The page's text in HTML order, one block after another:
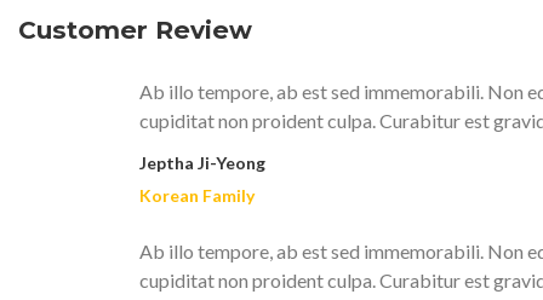
Customer Review
Ab illo tempore, ab est sed immemorabili. Non
cupiditat non proident culpa. Curabitur est
Jeptha Ji-Yeong
Korean Family
Ab illo tempore, ab est sed immemorabili. Non
cupiditat non proident culpa. Curabitur est